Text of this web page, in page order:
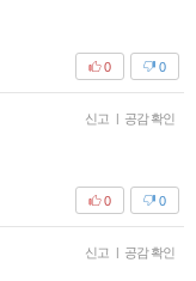
0
0
신고 | 공감 확인
0
0
신고 | 공감 확인